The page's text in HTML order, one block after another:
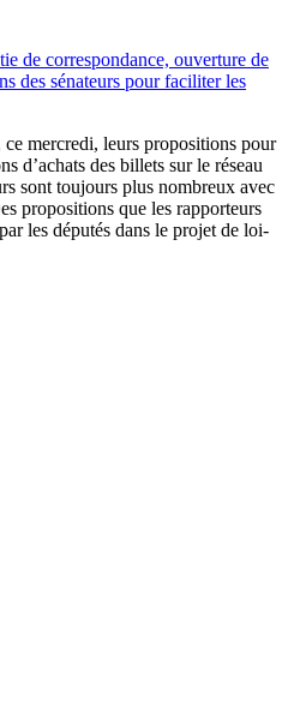
de correspondance, ouverture de
des sénateurs pour faciliter les
mercredi, leurs propositions pour
d’achats des billets sur le réseau
sont toujours plus nombreux avec
propositions que les rapporteurs
les députés dans le projet de loi-